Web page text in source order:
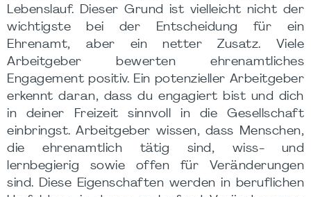
Lebenslauf. Dieser Grund ist vielleicht nicht der
wichtigste bei der Entscheidung für ein
Ehrenamt, aber ein netter Zusatz. Viele
Arbeitgeber bewerten ehrenamtliches
Engagement positiv. Ein potenzieller Arbeitgeber
erkennt daran, dass du engagiert bist und dich
in deiner Freizeit sinnvoll in die Gesellschaft
einbringst. Arbeitgeber wissen, dass Menschen,
die ehrenamtlich tätig sind, wiss- und
lernbegierig sowie offen für Veränderungen
sind. Diese Eigenschaften werden in beruflichen